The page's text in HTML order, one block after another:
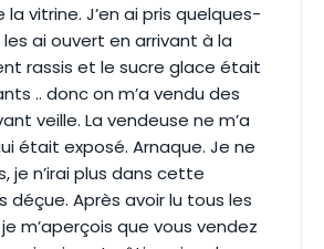
vitrine. J’en ai pris quelques-
ai ouvert en arrivant à la
rassis et le sucre glace était
.. donc on m’a vendu des
veille. La vendeuse ne m’a
était exposé. Arnaque. Je ne
je n’irai plus dans cette
déçue. Après avoir lu tous les
m’aperçois que vous vendez